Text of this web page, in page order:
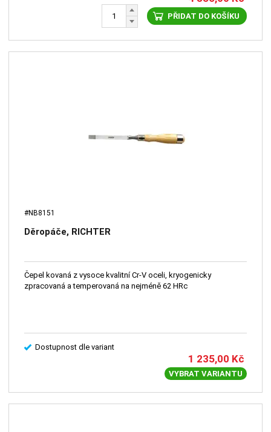
PŘIDAT DO KOŠÍKU
#NB8151
Děropáče, RICHTER
Čepel kovaná z vysoce kvalitní Cr-V oceli, kryogenicky
zpracovaná a temperovaná na nejméně 62 HRc
Dostupnost dle variant
1 235,00 Kč
VYBRAT VARIANTU